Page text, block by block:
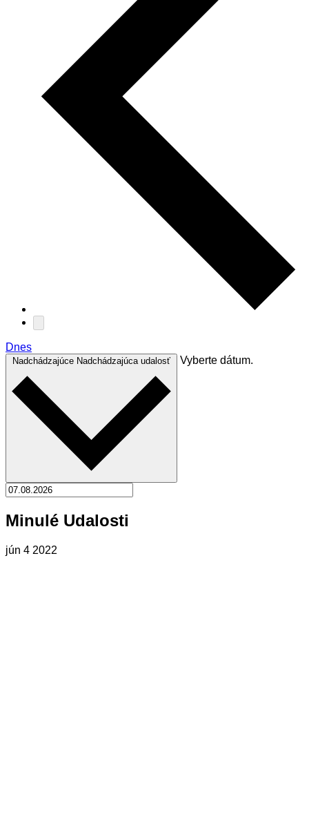
Dnes
Nadchádzajúce Nadchádzajúca udalosť Vyberte dátum.
Minulé Udalosti
jún 4 2022